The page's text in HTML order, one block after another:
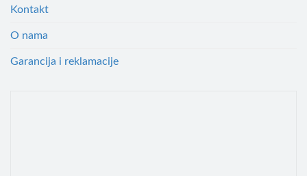
Kontakt
O nama
Garancija i reklamacije